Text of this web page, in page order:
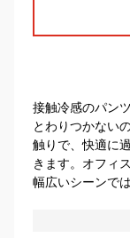
接触冷感のパン
とわりつかない
触りで、快適に
きます。オフィ
幅広いシーンで